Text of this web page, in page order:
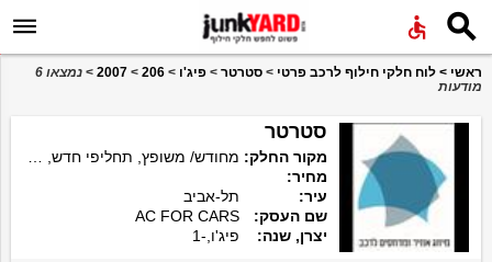
 
ראשי > לוח חלקי חילוף לרכב פרטי > סטרטר > פיג'ו >
206
>
2007
>
נמצאו 6
מודעות
סטרטר
מקור החלק:
מחיר:
עיר:
תל-אביב
שם העסק:
AC FOR CARS
יצרן, שנה:
פיג'ו,-1